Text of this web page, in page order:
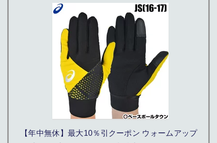
【年中無休】最大10％引クーポン ウォームアップ